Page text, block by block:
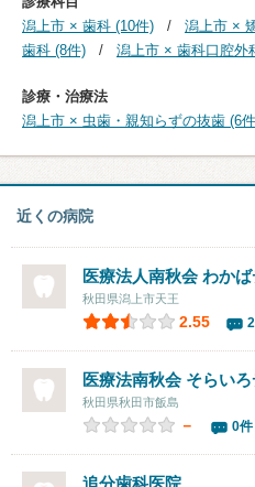
潟上市 × 歯科 (10件)
潟上市 ×
歯科 (8件)
潟上市 × 歯科口腔外
診療・治療法
潟上市 × 虫歯・親知らずの抜歯 (6
近くの病院
医療法人南秋会わか
秋田県潟上市天王
2.55
医療法南秋会 そらい
秋田県秋田市飯島
－ 0件
追分歯科医院